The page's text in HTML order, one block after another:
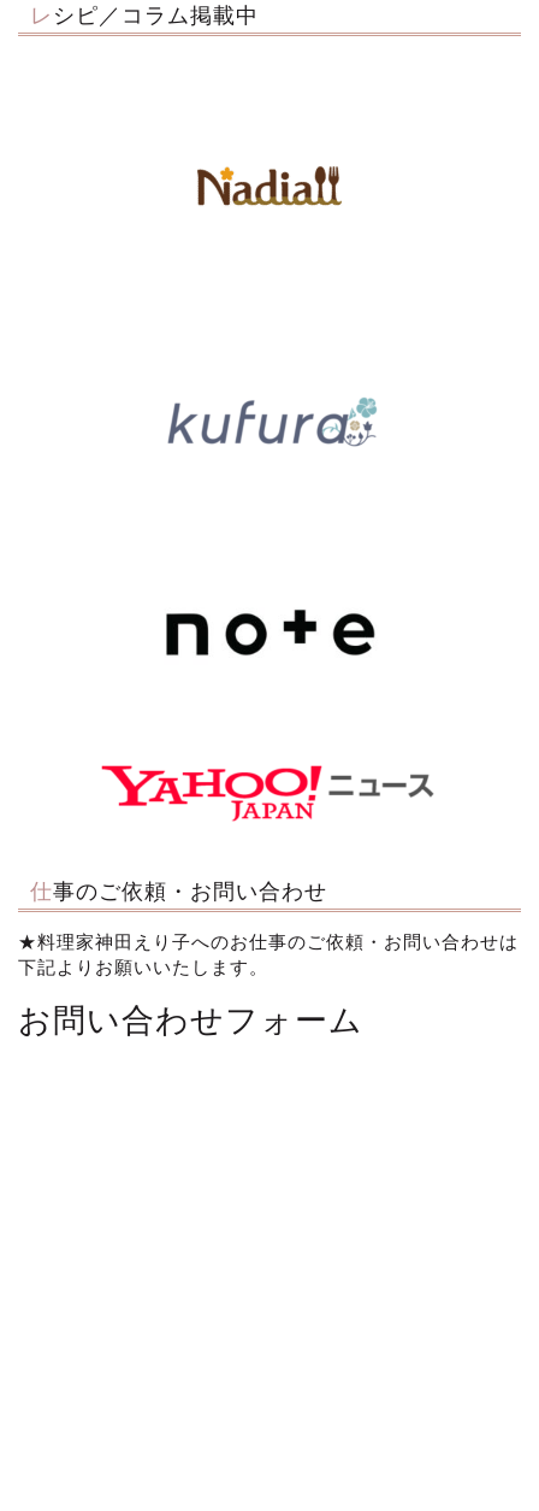
レシピ／コラム掲載中
仕事のご依頼・お問い合わせ
★料理家神田えり子へのお仕事のご依頼・お問い合わせは
下記よりお願いいたします。
お問い合わせフォーム